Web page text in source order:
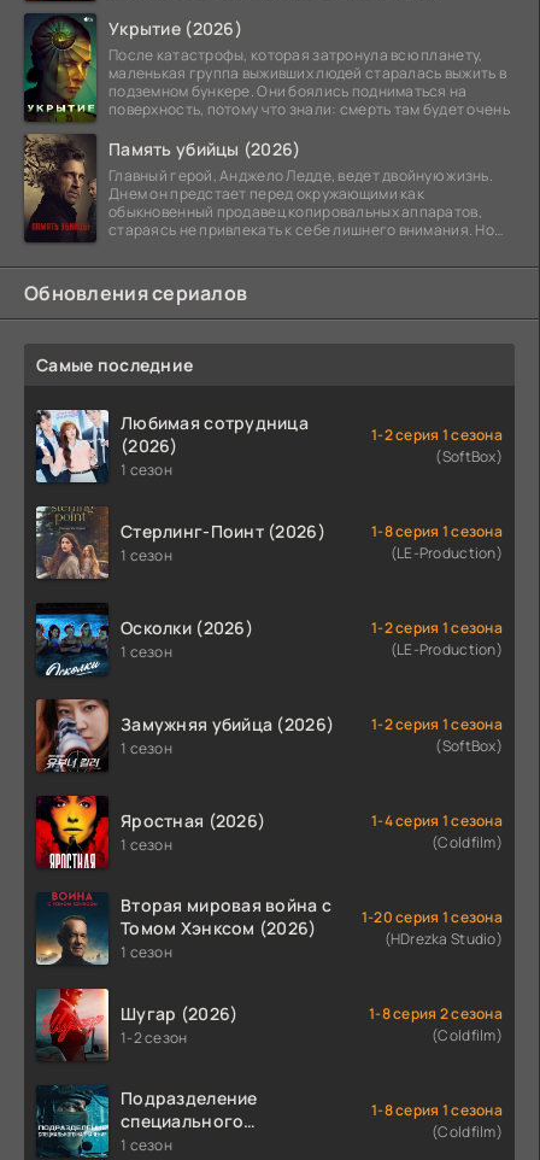
Укрытие (2026)
После катастрофы, которая затронула всю планету,
маленькая группа выживших людей старалась выжить в
подземном бункере. Они боялись подниматься на
поверхность, потому что знали: смерть там будет очень
Память убийцы (2026)
Главный герой, Анджело Ледде, ведет двойную жизнь.
Днем он предстает перед окружающими как
обыкновенный продавец копировальных аппаратов,
стараясь не привлекать к себе лишнего внимания. Но
Обновления сериалов
Самые последние
Любимая сотрудница
(2026)
1 сезон
1-2 серия 1 сезона
(SoftBox)
Стерлинг-Поинт (2026)
1 сезон
1-8 серия 1 сезона
(LE-Production)
Осколки (2026)
1 сезон
1-2 серия 1 сезона
(LE-Production)
Замужняя убийца (2026)
1 сезон
1-2 серия 1 сезона
(SoftBox)
Яростная (2026)
1 сезон
1-4 серия 1 сезона
(Coldfilm)
Вторая мировая война с
Томом Хэнксом (2026)
1 сезон
1-20 серия 1 сезона
(HDrezka Studio)
Шугар (2026)
1-2 сезон
1-8 серия 2 сезона
(Coldfilm)
Подразделение
специального
назначения (2026)
1 сезон
1-8 серия 1 сезона
(Coldfilm)